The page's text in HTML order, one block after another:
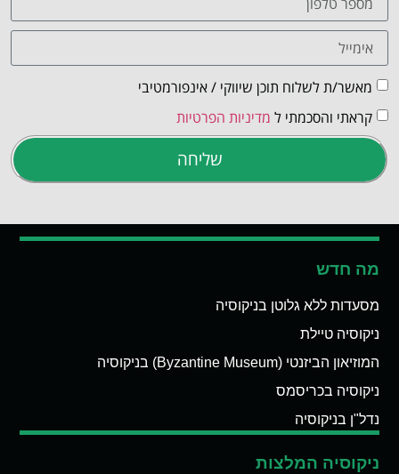
מאשר/ת לשלוח תוכן שיווקי / אינפורמטיבי
קראתי והסכמתי ל מדיניות הפרטיות
שליחה
מה חדש
מסעדות ללא גלוטן בניקוסיה
ניקוסיה טיילת
המוזיאון הביזנטי (Byzantine Museum) בניקוסיה
ניקוסיה בכריסמס
נדל"ן בניקוסיה
ניקוסיה המלצות